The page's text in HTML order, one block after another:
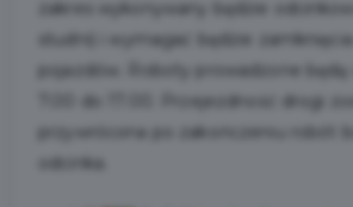
zakres wykonywany będzie
studni) i wymagać będzie zamknięcia
pojazdów. Roboty prowadzone będą
7.00 do 17.00. Przejezdność drogi
przywrócona po zakończeniu robót
odcinka.